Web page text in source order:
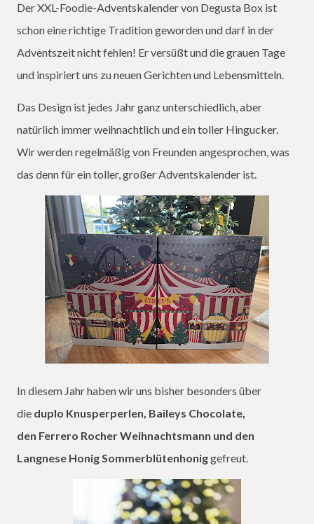
Der XXL-Foodie-Adventskalender von Degusta Box ist
schon eine richtige Tradition geworden und darf in der
Adventszeit nicht fehlen! Er versüßt und die grauen Tage
und inspiriert uns zu neuen Gerichten und Lebensmitteln.
Das Design ist jedes Jahr ganz unterschiedlich, aber
natürlich immer weihnachtlich und ein toller Hingucker.
Wir werden regelmäßig von Freunden angesprochen, was
das denn für ein toller, großer Adventskalender ist.
In diesem Jahr haben wir uns bisher besonders über
die duplo Knusperperlen, Baileys Chocolate,
den Ferrero Rocher Weihnachtsmann und den
Langnese Honig Sommerblütenhoniggefreut.